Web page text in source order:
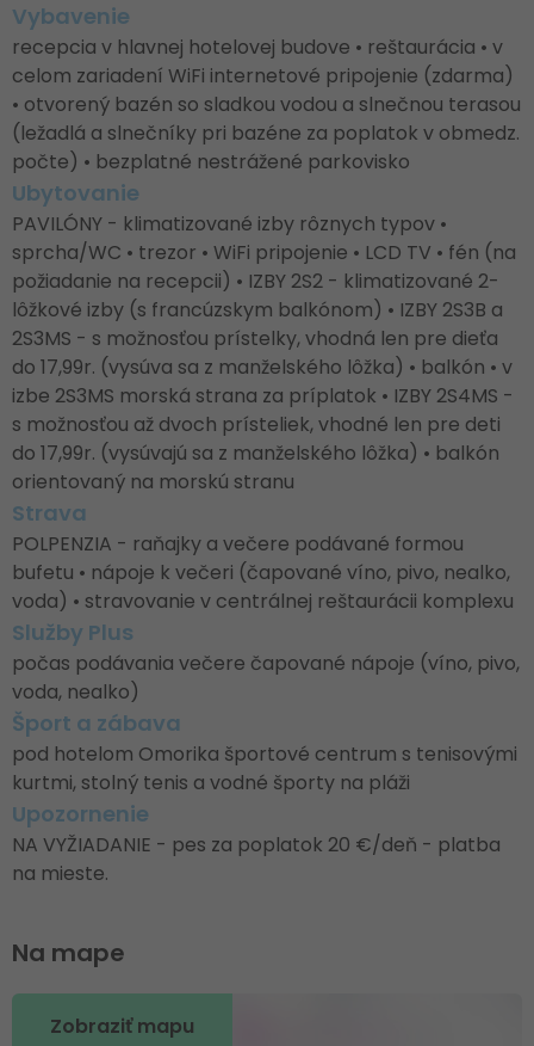
Vybavenie
recepcia v hlavnej hotelovej budove • reštaurácia • v
celom zariadení WiFi internetové pripojenie (zdarma)
• otvorený bazén so sladkou vodou a slnečnou terasou
(ležadlá a slnečníky pri bazéne za poplatok v obmedz.
počte) • bezplatné nestrážené parkovisko
Ubytovanie
PAVILÓNY - klimatizované izby rôznych typov •
sprcha/WC • trezor • WiFi pripojenie • LCD TV • fén (na
požiadanie na recepcii) • IZBY 2S2 - klimatizované 2-
lôžkové izby (s francúzskym balkónom) • IZBY 2S3B a
2S3MS - s možnosťou prístelky, vhodná len pre dieťa
do 17,99r. (vysúva sa z manželského lôžka) • balkón • v
izbe 2S3MS morská strana za príplatok • IZBY 2S4MS -
s možnosťou až dvoch prísteliek, vhodné len pre deti
do 17,99r. (vysúvajú sa z manželského lôžka) • balkón
orientovaný na morskú stranu
Strava
POLPENZIA - raňajky a večere podávané formou
bufetu • nápoje k večeri (čapované víno, pivo, nealko,
voda) • stravovanie v centrálnej reštaurácii komplexu
Služby Plus
počas podávania večere čapované nápoje (víno, pivo,
voda, nealko)
Šport a zábava
pod hotelom Omorika športové centrum s tenisovými
kurtmi, stolný tenis a vodné športy na pláži
Upozornenie
NA VYŽIADANIE - pes za poplatok 20 €/deň - platba
na mieste.
Na mape
Zobraziť mapu